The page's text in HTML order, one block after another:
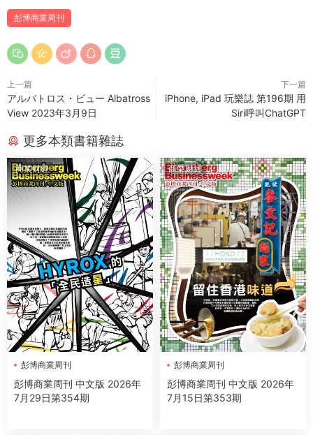
彭博商業周刊
上一篇
アルバトロス・ビュー Albatross
View 2023年3月9日
下一篇
iPhone, iPad 玩樂誌 第196期 用
Siri呼叫ChatGPT
更多本類書籍雜誌
商業财經
彭博商業周刊
彭博商業周刊 中文版 2026年
7月29日第354期
商業财經
彭博商業周刊
彭博商業周刊 中文版 2026年
7月15日第353期